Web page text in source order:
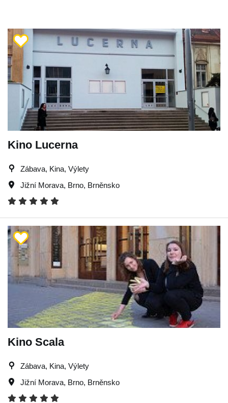
Kino Lucerna
Zábava, Kina, Výlety
Jižní Morava, Brno, Brněnsko
Kino Scala
Zábava, Kina, Výlety
Jižní Morava, Brno, Brněnsko